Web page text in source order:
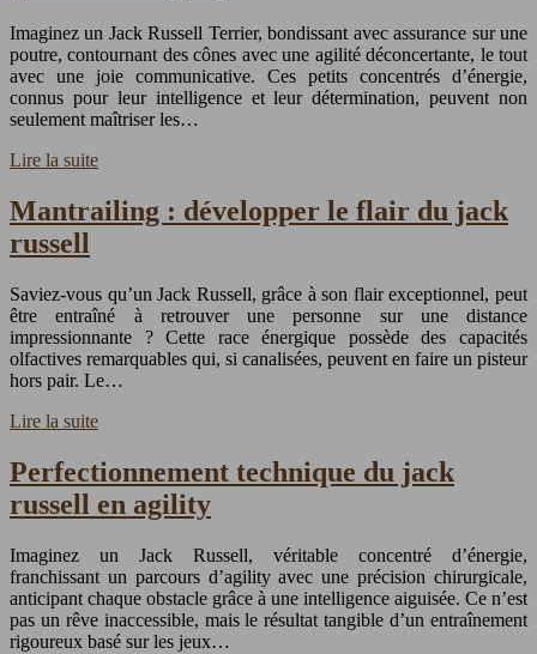
Imaginez un Jack Russell Terrier, bondissant avec assurance sur une
poutre, contournant des cônes avec une agilité déconcertante, le tout
avec une joie communicative. Ces petits concentrés d’énergie,
connus pour leur intelligence et leur détermination, peuvent non
seulement maîtriser les…
Lire la suite
Mantrailing : développer le flair du jack
russell
Saviez-vous qu’un Jack Russell, grâce à son flair exceptionnel, peut
être entraîné à retrouver une personne sur une distance
impressionnante ? Cette race énergique possède des capacités
olfactives remarquables qui, si canalisées, peuvent en faire un pisteur
hors pair. Le…
Lire la suite
Perfectionnement technique du jack
russell en agility
Imaginez un Jack Russell, véritable concentré d’énergie,
franchissant un parcours d’agility avec une précision chirurgicale,
anticipant chaque obstacle grâce à une intelligence aiguisée. Ce n’est
pas un rêve inaccessible, mais le résultat tangible d’un entraînement
rigoureux basé sur les jeux…